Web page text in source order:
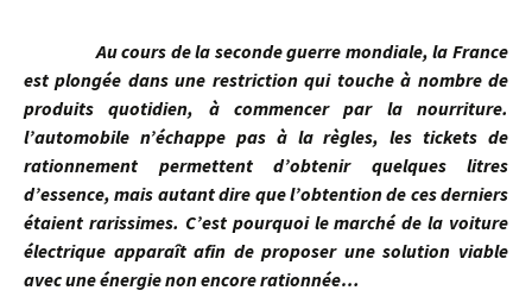
Au cours de la seconde guerre mondiale, la France
est plongée dans une restriction qui touche à nombre de
produits quotidien, à commencer par la nourriture.
l’automobile n’échappe pas à la règles, les tickets de
rationnement permettent d’obtenir quelques litres
d’essence, mais autant dire que l’obtention de ces derniers
étaient rarissimes. C’est pourquoi le marché de la voiture
électrique apparaît afin de proposer une solution viable
avec une énergie non encore rationnée…